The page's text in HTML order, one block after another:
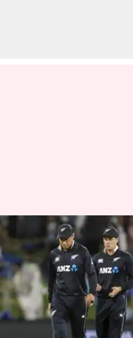
में खेला
के बीच पहला
के आंकड़े
am